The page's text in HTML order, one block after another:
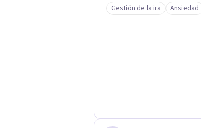
Gestión de la ira Ansiedad